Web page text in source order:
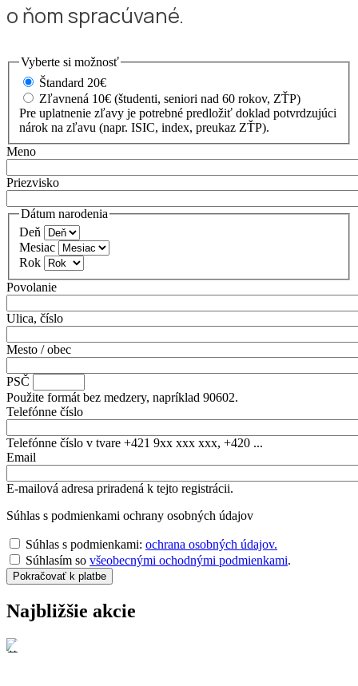
o ňom spracúvané.
Vyberte si možnosť
Štandard 20€
Zľavnená 10€ (študenti, seniori nad 60 rokov, ZŤP)
Pre uplatnenie zľavy je potrebné predložiť doklad potvrdzujúci
nárok na zľavu (napr. ISIC, index, preukaz ZŤP).
Meno
Priezvisko
Dátum narodenia
Deň
Mesiac
Rok
Povolanie
Ulica, číslo
Mesto / obec
PSČ
Použite formát bez medzery, napríklad 90602.
Telefónne číslo
Telefónne číslo v tvare +421 9xx xxx xxx, +420 ...
Email
E-mailová adresa priradená k tejto registrácii.
Súhlas s podmienkami ochrany osobných údajov
Súhlas s podmienkami: ochrana osobných údajov.
Súhlasím so všeobecnými ochodnými podmienkami.
Najbližšie akcie